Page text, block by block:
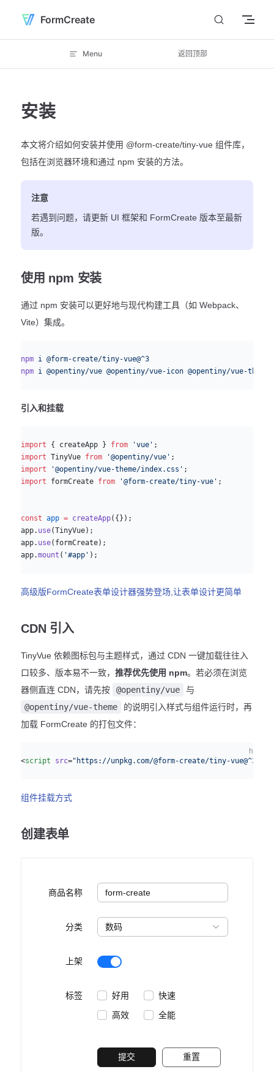
Skip to content
FormCreate
Menu 返回顶部
安装
本文将介绍如何安装并使用 @form-create/tiny-vue 组件库，
包括在浏览器环境和通过 npm 安装的方法。
注意
若遇到问题，请更新 UI 框架和 FormCreate 版本至最新
版。
使用 npm 安装
通过 npm 安装可以更好地与现代构建工具（如 Webpack、
Vite）集成。
npm i
@form-create/tiny-vue@^3
npm i @opentiny/vue @opentiny/vue-icon @opentiny/vue-theme
引入和挂载
import { createApp } from 'vue' ;
import TinyVue from '@opentiny/vue' ;
import '@opentiny/vue-theme/index.css' ;
import formCreate from '@form-create/tiny-vue' ;
const app = createApp({});
app. use(TinyVue);
app. use(formCreate);
app.mount ( '#app' );
高级版FormCreate表单设计器强势登场,让表单设计更简单
CDN 引入
TinyVue 依赖图标包与主题样式，通过 CDN 一键加载往往入
口较多、版本易不一致， 推荐优先使用 npm。若必须在浏览
器侧直连 CDN，请先按
@opentiny/vue
与
@opentiny/vue-theme
的说明引入样式与组件运行时，再
加载 FormCreate 的打包文件：
html
<script src="https://unpkg.com/@form-create/tiny-vue@^3/
组件挂载方式
创建表单
商品名称
分类
上架
标签 好用
快速
高效
全能
提交 重置